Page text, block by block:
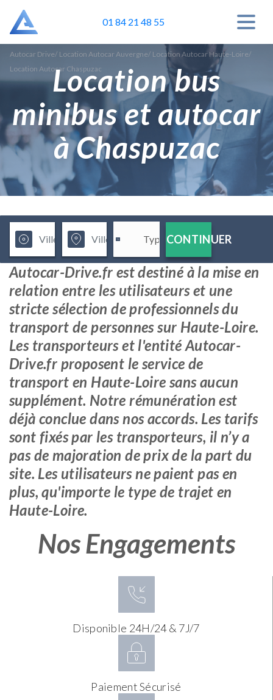
01 84 21 48 55
Autocar Drive/ Location Autocar Auvergne/ Location Autocar Haute-Loire/
Location Autocar Chaspuzac
Location bus
minibus et autocar
à Chaspuzac
CONTINUER
Autocar-Drive.fr est destiné à la mise en
relation entre les utilisateurs et une
stricte sélection de professionnels du
transport de personnes sur Haute-Loire.
Les transporteurs et l'entité Autocar-
Drive.fr proposent le service de
transport en Haute-Loire sans aucun
supplément. Notre rémunération est
déjà conclue dans nos accords. Les tarifs
sont fixés par les transporteurs, il n’y a
pas de majoration de prix de la part du
site. Les utilisateurs ne paient pas en
plus, qu'importe le type de trajet en
Haute-Loire.
Nos Engagements
Disponible 24H/24 & 7J/7
Paiement Sécurisé